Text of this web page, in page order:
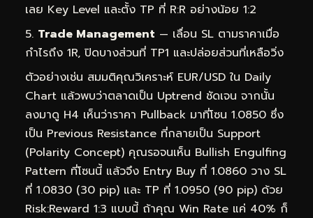
เลย Key Level และตั้ง TP ที่ R:R อย่างน้อย 1:2
Trade Management — เลื่อน SL ตามราคาเมื่อ
กำไรถึง 1R, ปิดบางส่วนที่ TP1 และปล่อยส่วนที่เหลือวิ่ง
ตัวอย่างเช่น สมมติคุณวิเคราะห์ EUR/USD ใน Daily
Chart แล้วพบว่าตลาดเป็น Uptrend ชัดเจน จากนั้น
ลงมาดู H4 เห็นว่าราคา Pullback มาที่โซน 1.0850 ซึ่ง
เป็น Previous Resistance ที่กลายเป็น Support
(Polarity Concept) คุณรอจนเห็น Bullish Engulfing
Pattern ที่โซนนี้ แล้วจึง Entry Buy ที่ 1.0860 วาง SL
ที่ 1.0830 (30 pip) และ TP ที่ 1.0950 (90 pip) ด้วย
Risk:Reward 1:3 แบบนี้ ถ้าคุณ Win Rate แค่ 40% ก็